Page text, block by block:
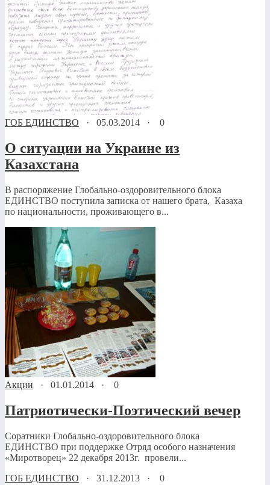
ГОБ ЕДИНСТВО · 05.03.2014 · 0
О ситуации на Украине из
Казахстана
В распоряжение Глобально-оздоровительного блока
ЕДИНСТВО поступила записка от нашего брата, Казаха
по национальности, проживающего в...
Акции · 01.01.2014 · 0
Патриотически-Поэтический вечер
Соратники Глобально-оздоровительного блока
ЕДИНСТВО при поддержке Отряд особого назначения
«Миротворец» 22 декабря 2013г. провели...
ГОБ ЕДИНСТВО · 31.12.2013 · 0